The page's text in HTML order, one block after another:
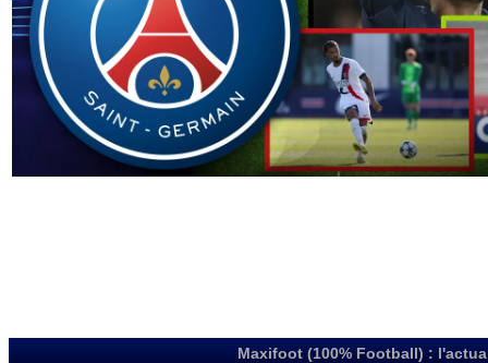
Maxifoot (100% Football) :